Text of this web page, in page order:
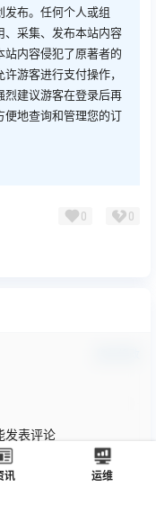
发布。任何个人或组
、采集、发布本站内容
站内容侵犯了原著者的
游客进行支付操作，
烈建议游客在登录后再
便地查询和管理您的订
0 0
发表评论
讯 运维